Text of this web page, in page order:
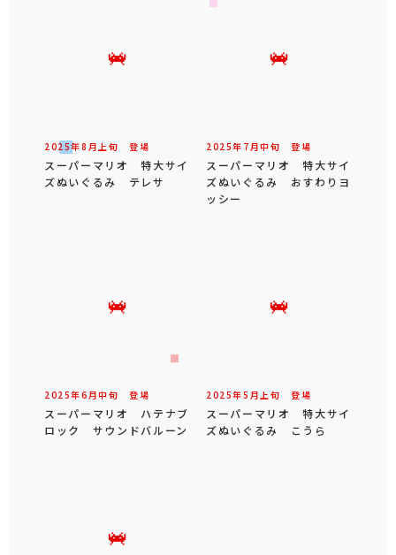
2025年8 月 上旬 登場
スーパーマリオ 特大サイ
ズぬいぐるみ テレサ
2025年 7 月中旬 登場
スーパーマリオ 特大サイ
ズぬいぐるみ おすわりヨ
ッシー
2025年6 月中旬 登場
スーパーマリオ ハテナブ
ロック サウンドバルーン
2025年5 月 上旬 登場
スーパーマリオ 特大サイ
ズぬいぐるみ こうら